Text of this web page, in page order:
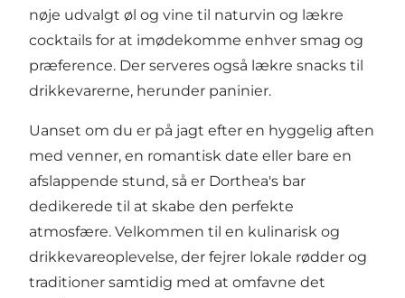
nøje udvalgt øl og vine til naturvin og lækre
cocktails for at imødekomme enhver smag og
præference. Der serveres også lækre snacks til
drikkevarerne, herunder paninier.
Uanset om du er på jagt efter en hyggelig aften
med venner, en romantisk date eller bare en
afslappende stund, så er Dorthea's bar
dedikerede til at skabe den perfekte
atmosfære. Velkommen til en kulinarisk og
drikkevareoplevelse, der fejrer lokale rødder og
traditioner samtidig med at omfavne det